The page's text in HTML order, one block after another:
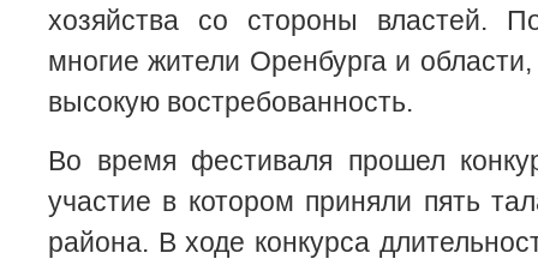
хозяйства со стороны властей.
многие жители Оренбурга и
высокую востребованность.
Во время фестиваля прошел
участие в котором приняли пять
района. В ходе конкурса